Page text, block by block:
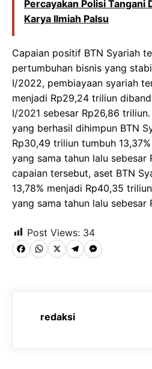
Percayakan Polisi Tangani
Karya Ilmiah Palsu
Capaian positif BTN Syariah
pertumbuhan bisnis yang
I/2022, pembiayaan syariah
menjadi Rp29,24 triliun
I/2021 sebesar Rp26,86
yang berhasil dihimpun BTN
Rp30,49 triliun tumbuh
yang sama tahun lalu sebesar
capaian tersebut, aset BTN
13,78% menjadi Rp40,35
yang sama tahun lalu sebesar
Post Views: 34
F
c
o
W
a
A
X T
l
e
r
M
s
n
redaksi